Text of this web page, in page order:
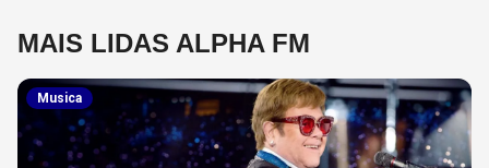
MAIS LIDAS ALPHA FM
Musica